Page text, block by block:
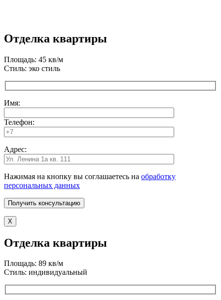
Отделка квартиры
Площадь: 45 кв/м
Стиль: эко стиль
Имя:
Телефон:
Адрес:
Нажимая на кнопку вы соглашаетесь на обработку
персональных данных
X
Отделка квартиры
Площадь: 89 кв/м
Стиль: индивидуальный